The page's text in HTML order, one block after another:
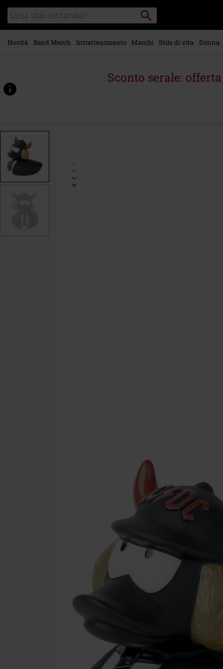
contenuto
principale
Cerca
nel
catalogo
Cerca
Punto
di
ritiro
Novità Band Merch Intrattenimento Marchi Stile di vita Donna
Sconto serale:
www.emp-
p/rubber-
298906St.html